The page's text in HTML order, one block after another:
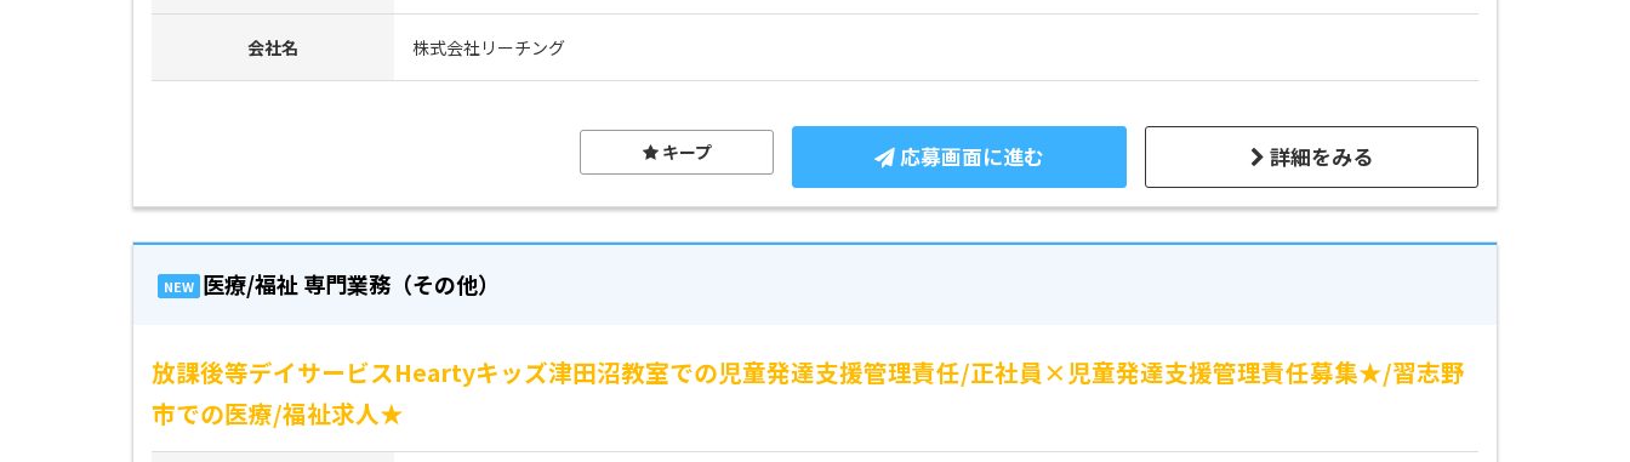
会社名 株式会社リーチング
詳細をみる
応募画面に進む
キープ
NEW 医療/福祉 専門業務（その他）
放課後等デイサービスHeartyキッズ津田沼教室での児童発達支援管理責任/正社員×児童発達支援管理責任募集★/習志野
市での医療/福祉求人★